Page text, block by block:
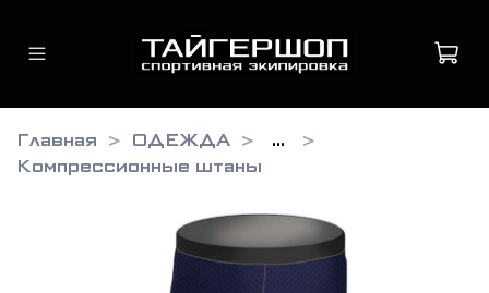
Главная ОДЕЖДА
...
Компрессионные штаны